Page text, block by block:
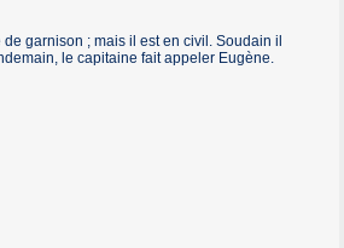
garnison ; mais il est en civil. Soudain il
le capitaine fait appeler Eugène.